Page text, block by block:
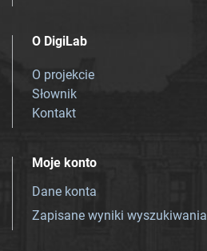
O DigiLab
O projekcie
Słownik
Kontakt
Moje konto
Dane konta
Zapisane wyniki wyszukiwania